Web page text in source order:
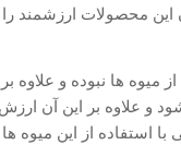
این محصولات ارزشمند را
ها نبوده و علاوه بر
و علاوه بر این آن ارزش
استفاده از این میوه ها